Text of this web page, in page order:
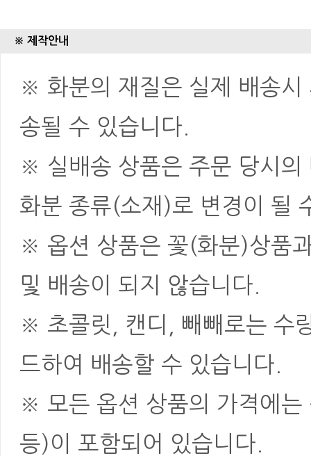
※ 제작안내
※ 화분의 재질은 실제 배송시
송될 수 있습니다.
※ 실배송 상품은 주문 당시의
화분 종류(소재)로 변경이 될
※ 옵션 상품은 꽃(화분)상품
및 배송이 되지 않습니다.
※ 초콜릿, 캔디, 빼빼로는 수
드하여 배송할 수 있습니다.
※ 모든 옵션 상품의 가격에는
등)이 포함되어 있습니다.